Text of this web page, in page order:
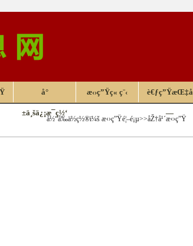
å°
±ä¸šä¿¡æ¯ç½‘
æ‹›ç”Ÿç« ç¨‹ è€ƒç”ŸæŒ‡å
—
å½“å‰ä½ç½®ï¼š æ‹›ç”Ÿé¦–é¡µ>>åŽ†å¹´æ‹›ç”Ÿ